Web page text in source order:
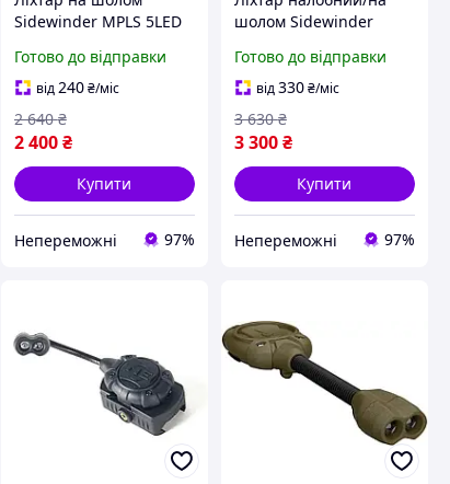
Sidewinder MPLS 5LED
Готово до відправки
від 240 ₴/міс
2 400 ₴
2 640 ₴
Купити
Непереможні 97%
шолом Sidewinder
Black |neper-HA-4|
Готово до відправки
від330₴/міс
3 300₴
3 630 ₴
Купити
Непереможні 97%